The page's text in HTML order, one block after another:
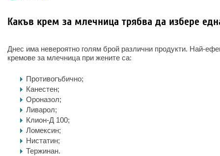
Какъв крем за млечница трябва да избере
Днес има невероятно голям брой различни продукти. Най-
кремове за млечница при жените са:
Противогъбично;
Канестен;
Ороназол;
Ливарол;
Клион-Д 100;
Ломексин;
Нистатин;
Тержинан.